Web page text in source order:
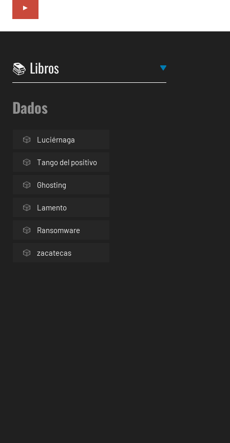
►
Dados
Luciérnaga
Tango del positivo
Ghosting
Lamento
Ransomware
zacatecas